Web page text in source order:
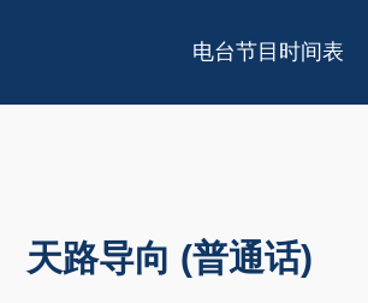
电台节目时间表
天路导向 (普通话)